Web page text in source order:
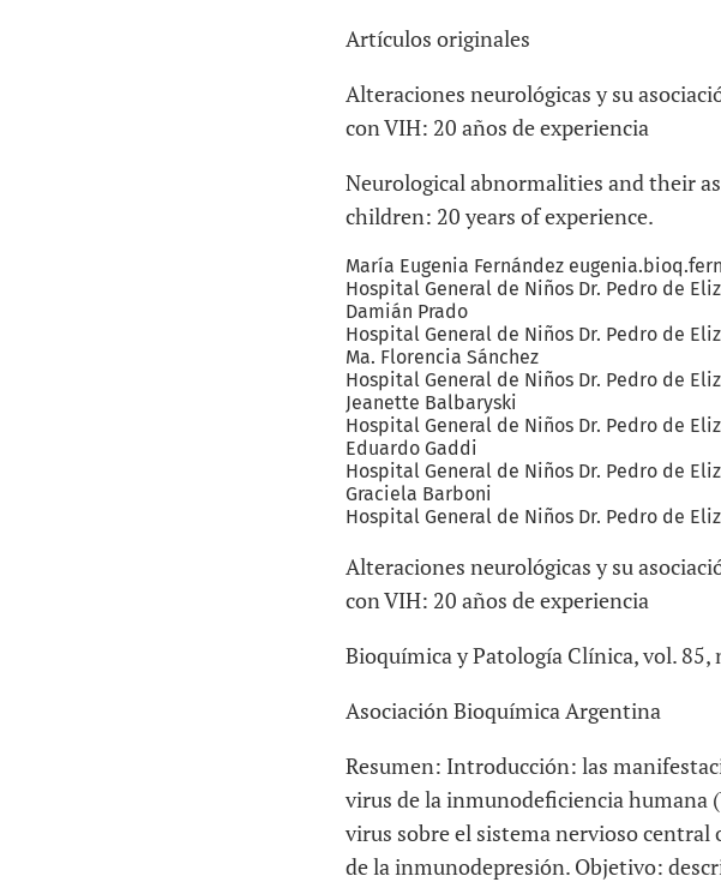
Artículos originales
Alteraciones neurológicas y su
con VIH: 20 años de experiencia
Neurological abnormalities and their
children: 20 years of experience.
María Eugenia Fernández
Hospital General de Niños Dr. Pedro de
Damián Prado
Hospital General de Niños Dr. Pedro de
Ma. Florencia Sánchez
Hospital General de Niños Dr. Pedro de
Jeanette Balbaryski
Hospital General de Niños Dr. Pedro de
Eduardo Gaddi
Hospital General de Niños Dr. Pedro de
Graciela Barboni
Hospital General de Niños Dr. Pedro de
Alteraciones neurológicas y su
con VIH: 20 años de experiencia
Bioquímica y Patología Clínica, vol. 85,
Asociación Bioquímica Argentina
Resumen: Introducción: las
virus de la inmunodeficiencia humana
virus sobre el sistema nervioso central
de la inmunodepresión. Objetivo: